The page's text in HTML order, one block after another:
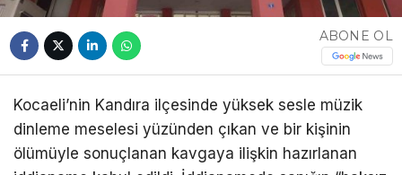
ABONE OL
Kocaeli’nin Kandıra ilçesinde yüksek sesle müzik
dinleme meselesi yüzünden çıkan ve bir kişinin
ölümüyle sonuçlanan kavgaya ilişkin hazırlanan